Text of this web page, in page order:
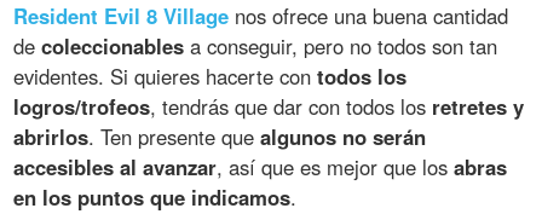
Resident Evil 8 Village nos ofrece una buena cantidad
decoleccionables a conseguir, pero no todos son tan
evidentes. Si quieres hacerte contodos los
logros/trofeos, tendrás que dar con todos los retretes y
abrirlos. Ten presente quealgunos no serán
accesibles al avanzar, así que es mejor que losabras
en los puntos que indicamos.